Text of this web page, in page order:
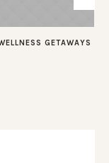
GETAWAYS